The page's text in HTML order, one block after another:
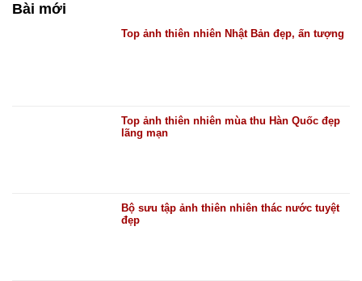
Bài mới
Top ảnh thiên nhiên Nhật Bản đẹp, ấn tượng
Top ảnh thiên nhiên mùa thu Hàn Quốc đẹp
lãng mạn
Bộ sưu tập ảnh thiên nhiên thác nước tuyệt
đẹp